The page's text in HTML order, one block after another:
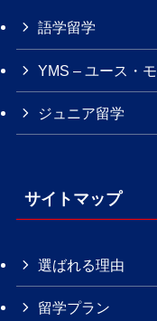
語学留学
YMS – ユース・
ジュニア留学
サイトマップ
選ばれる理由
留学プラン